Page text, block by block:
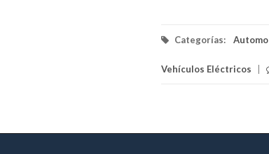
Categorías:
Vehículos Eléctricos